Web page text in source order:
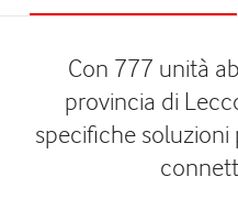
Con 777 unità
provincia di
specifiche